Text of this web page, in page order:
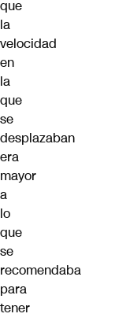
que
la
velocidad
en
la
que
se
desplazaban
era
mayor
a
lo
que
se
recomendaba
para
tener